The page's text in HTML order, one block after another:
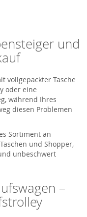
und
vollgepackter Tasche
oder eine
während Ihres
diesen Problemen
Sortiment an
und Shopper,
unbeschwert
–